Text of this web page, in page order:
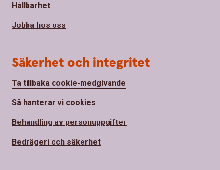
Hållbarhet
Jobba hos oss
Säkerhet och integritet
Ta tillbaka cookie-medgivande
Så hanterar vi cookies
Behandling av personuppgifter
Bedrägeri och säkerhet